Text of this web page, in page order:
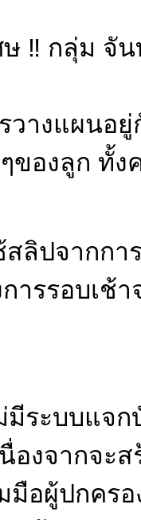
ษ ‼️ กลุ่ม จั
วางแผนอ
ของลูก ทั้ง
ลิปจากกา
ารรอบเช้
มีระบบแจ
องจากจะ
อผู้ปกคร